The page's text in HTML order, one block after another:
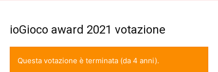
ioGioco award 2021 votazione
Questa votazione è terminata (da 4 anni).